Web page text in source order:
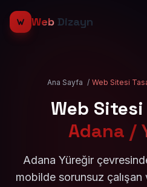
Web Dizayn
Ana Sayfa / Web Sitesi
Web Sitesi
Adana /
Adana Yüreğir
mobilde sorunsuz çalışan